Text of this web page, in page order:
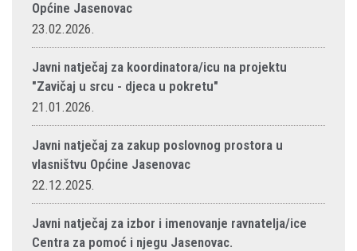
Općine Jasenovac
23.02.2026.
Javni natječaj za koordinatora/icu na projektu
"Zavičaj u srcu - djeca u pokretu"
21.01.2026.
Javni natječaj za zakup poslovnog prostora u
vlasništvu Općine Jasenovac
22.12.2025.
Javni natječaj za izbor i imenovanje ravnatelja/ice
Centra za pomoć i njegu Jasenovac.